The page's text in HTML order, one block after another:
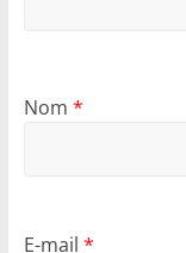
Nom *
E-mail *